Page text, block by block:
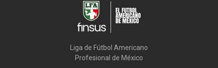
Liga de Fútbol Americano
Profesional de México